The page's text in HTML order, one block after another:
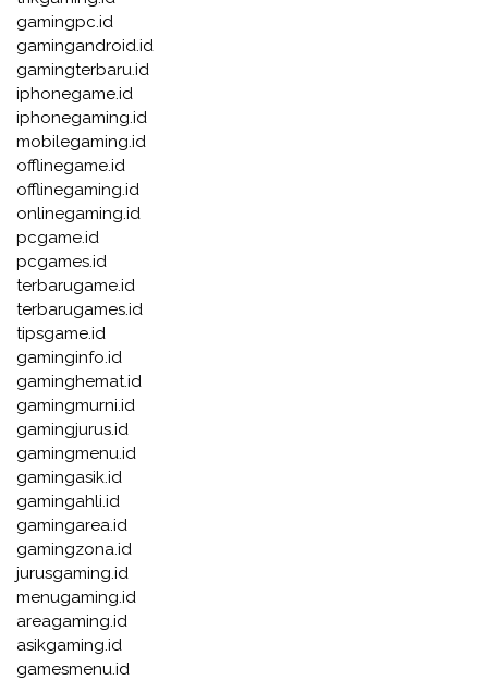
gamingpc.id
gamingandroid.id
gamingterbaru.id
iphonegame.id
iphonegaming.id
mobilegaming.id
offlinegame.id
offlinegaming.id
onlinegaming.id
pcgame.id
pcgames.id
terbarugame.id
terbarugames.id
tipsgame.id
gaminginfo.id
gaminghemat.id
gamingmurni.id
gamingjurus.id
gamingmenu.id
gamingasik.id
gamingahli.id
gamingarea.id
gamingzona.id
jurusgaming.id
menugaming.id
areagaming.id
asikgaming.id
gamesmenu.id